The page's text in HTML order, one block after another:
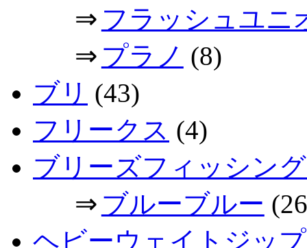
⇒ フラッシュユニ
⇒ プラノ (8)
ブリ (43)
フリークス (4)
ブリーズフィッシン
⇒ ブルーブルー
ヘビーウェイトジッ